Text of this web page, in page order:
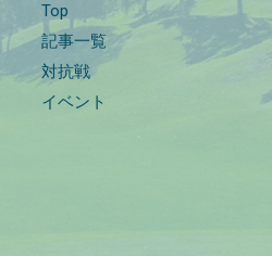
Top
記事一覧
対抗戦
イベント